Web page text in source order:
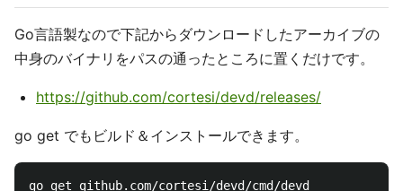
Go言語製なので下記からダウンロードしたアーカイブの
中身のバイナリをパスの通ったところに置くだけです。
https://github.com/cortesi/devd/releases/
go get でもビルド＆インストールできます。